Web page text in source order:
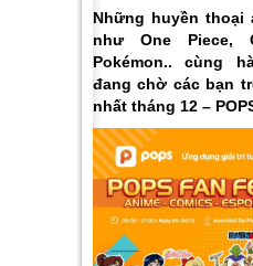
Những huyền thoại
như One Piece,
Pokémon.. cùng
đang chờ các bạn
nhất tháng 12 –